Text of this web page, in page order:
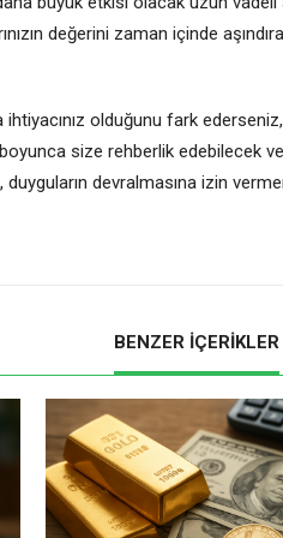
değerini zaman içinde
ihtiyacınız olduğunu fark
size rehberlik edebilecek
devralmasına izin
BENZER İÇERİKLER